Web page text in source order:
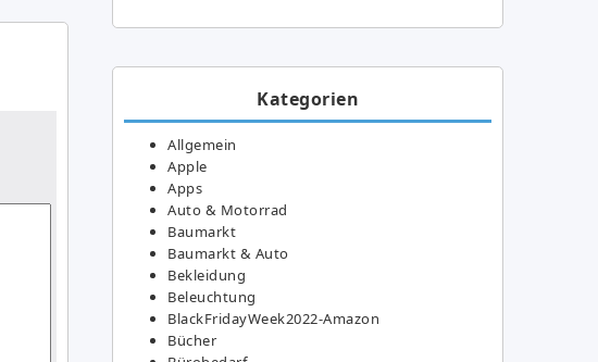
Kategorien
Allgemein
Apple
Apps
Auto & Motorrad
Baumarkt
Baumarkt & Auto
Bekleidung
Beleuchtung
BlackFridayWeek2022-Amazon
Bücher